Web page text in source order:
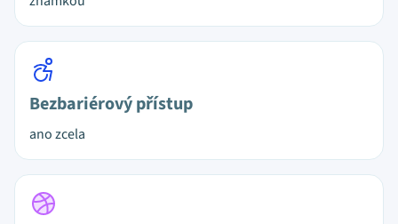
Bezbariérový přístup
ano zcela